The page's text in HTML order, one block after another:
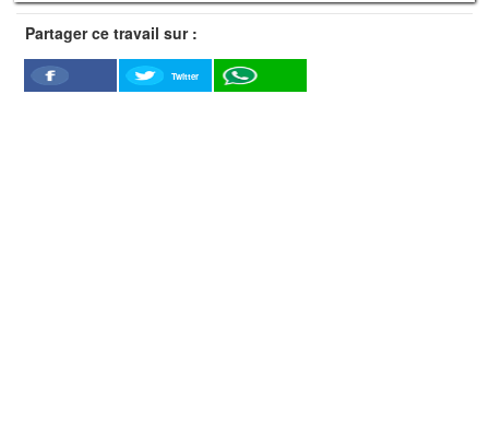
Partager ce travail sur :
Facebook
Twitter